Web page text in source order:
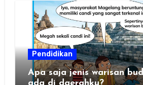
Pendidikan
Apa saja jenis warisan